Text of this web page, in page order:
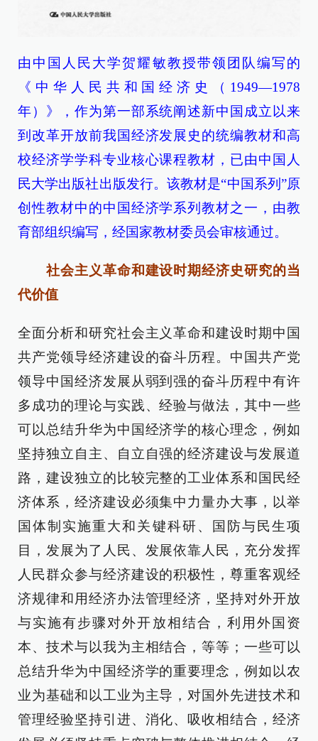
由中国人民大学贺耀敏教授带领团队编写的
《中华人民共和国经济史（1949—1978
年）》，作为第一部系统阐述新中国成立以来
到改革开放前我国经济发展史的统编教材和高
校经济学学科专业核心课程教材，已由中国人
民大学出版社出版发行。该教材是“中国系列”原
创性教材中的中国经济学系列教材之一，由教
育部组织编写，经国家教材委员会审核通过。
社会主义革命和建设时期经济史研究的当
代价值
全面分析和研究社会主义革命和建设时期中国
共产党领导经济建设的奋斗历程。中国共产党
领导中国经济发展从弱到强的奋斗历程中有许
多成功的理论与实践、经验与做法，其中一些
可以总结升华为中国经济学的核心理念，例如
坚持独立自主、自立自强的经济建设与发展道
路，建设独立的比较完整的工业体系和国民经
济体系，经济建设必须集中力量办大事，以举
国体制实施重大和关键科研、国防与民生项
目，发展为了人民、发展依靠人民，充分发挥
人民群众参与经济建设的积极性，尊重客观经
济规律和用经济办法管理经济，坚持对外开放
与实施有步骤对外开放相结合，利用外国资
本、技术与以我为主相结合，等等；一些可以
总结升华为中国经济学的重要理念，例如以农
业为基础和以工业为主导，对国外先进技术和
管理经验坚持引进、消化、吸收相结合，经济